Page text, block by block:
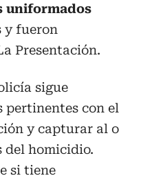
uniformados
y fueron
Presentación.
sigue
pertinentes con el
y capturar al o
del homicidio.
si tiene